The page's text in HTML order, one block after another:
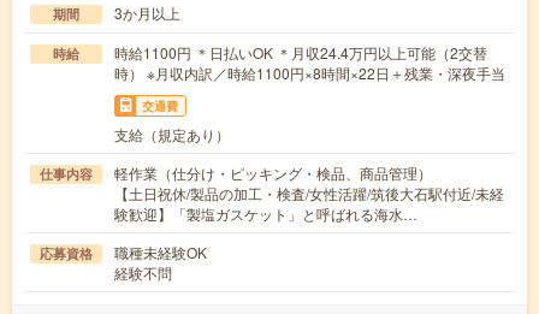
期間 3か月以上
時給
時給1100円 ＊日払いOK ＊月収24.4万円以上可能（2交替
時） ※月収内訳／時給1100円×8時間×22日＋残業・深夜手当
交通費
支給（規定あり）
仕事内容
軽作業（仕分け・ピッキング・検品、商品管理）
【土日祝休/製品の加工・検査/女性活躍/筑後大石駅付近/未経
験歓迎】「製塩ガスケット」と呼ばれる海水…
応募資格
職種未経験OK
経験不問